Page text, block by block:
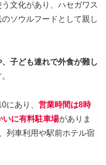
文化があり、ハセガワス
ソウルフードとして親し
子ども連れで外食が難し
にあり、 営業時間は8時
いに有料駐車場がありま
列車利用や駅前ホテル宿